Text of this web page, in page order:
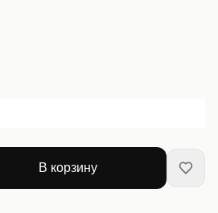
В корзину